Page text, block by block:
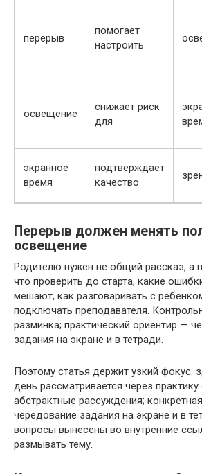
перерыв
помогает
настроить
освещение
снижает риск
для
экранное
время
подтверждает
качество
Перерыв должен менять
освещение
Родителю нужен не общий рассказ, а
что проверить до старта, какие
мешают, как разговаривать с
подключать преподавателя.
разминка; практический ориентир —
задания на экране и в тетради.
Поэтому статья держит узкий фокус:
день рассматривается через
абстрактные рассуждения;
чередование задания на экране и в
вопросы вынесены во внутренние
размывать тему.